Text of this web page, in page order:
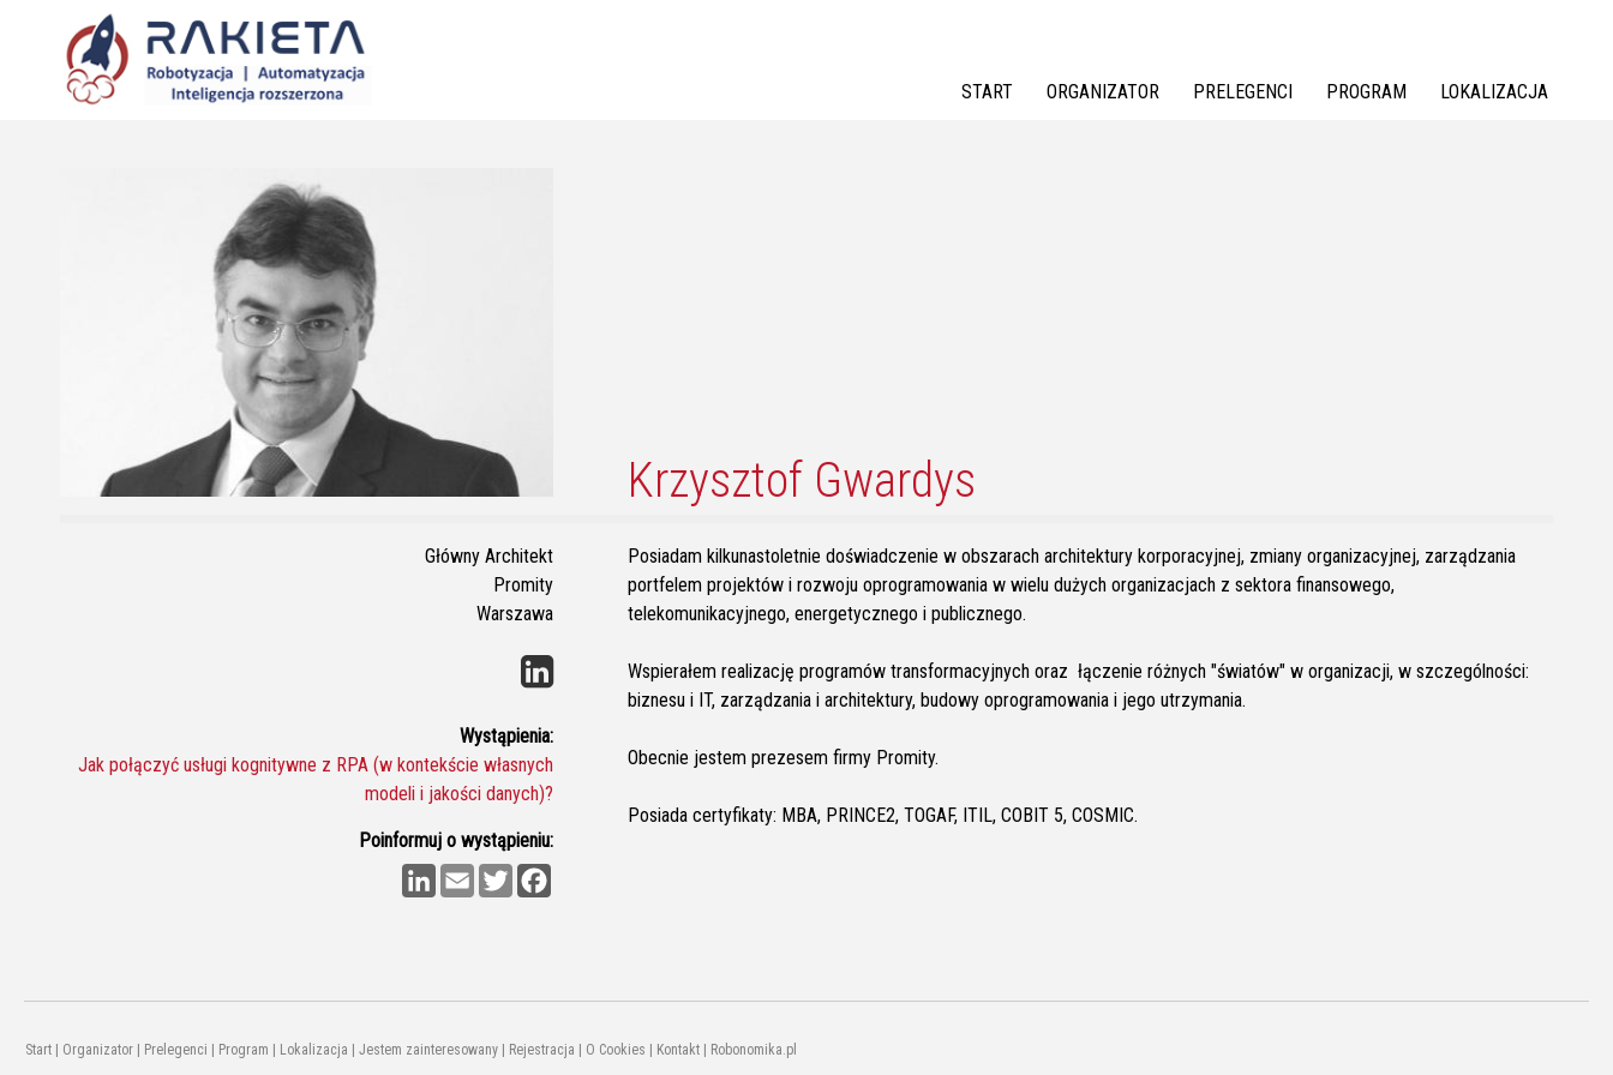
START ORGANIZATOR PRELEGENCI PROGRAM LOKALIZACJA
Krzysztof Gwardys
Główny Architekt
Promity
Warszawa
Wystąpienia:
Jak połączyć usługi kognitywne z RPA (w kontekście własnych
modeli i jakości danych)?
Poinformuj o wystąpieniu:
F
a
k
T
w
E
m
L
i
n
Posiadam kilkunastoletnie doświadczenie w obszarach architektury korporacyjnej, zmiany organizacyjnej, zarządzania
portfelem projektów i rozwoju oprogramowania w wielu dużych organizacjach z sektora finansowego,
telekomunikacyjnego, energetycznego i publicznego.
Wspierałem realizację programów transformacyjnych oraz łączenie różnych "światów" w organizacji, w szczególności:
biznesu i IT, zarządzania i architektury, budowy oprogramowania i jego utrzymania.
Obecnie jestem prezesem firmy Promity.
Posiada certyfikaty: MBA, PRINCE2, TOGAF, ITIL, COBIT 5, COSMIC.
Start | Organizator | Prelegenci | Program | Lokalizacja | Jestem zainteresowany | Rejestracja | O Cookies | Kontakt | Robonomika.pl